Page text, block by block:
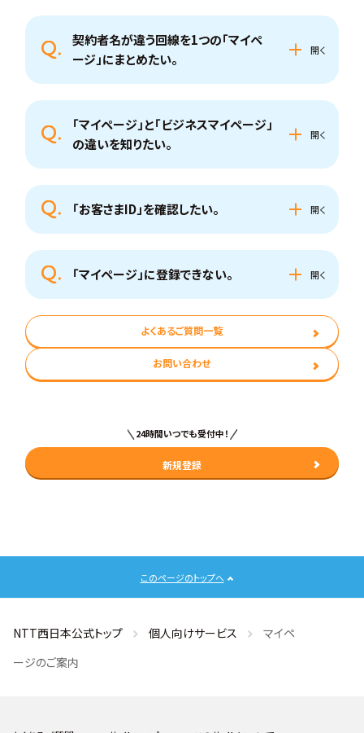
契約者名が違う回線を1つの「マイペ
ージ」にまとめたい。
「マイページ」と「ビジネスマイページ」
の違いを知りたい。
「お客さまID」を確認したい。
「マイページ」に登録できない。
よくあるご質問一覧
お問い合わせ
24時間いつでも受付中！
新規登録
このページのトップへ
NTT西日本公式トップ 個人向けサービス
マイペ
ージのご案内